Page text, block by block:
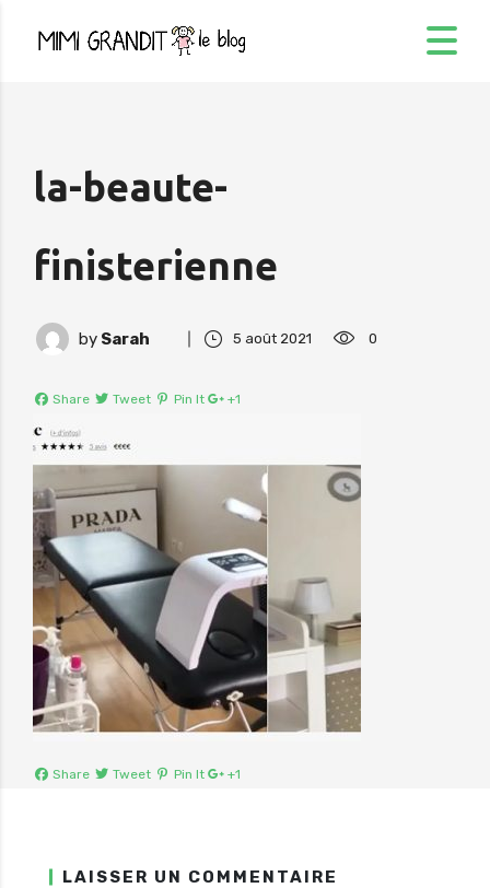
la-beaute-
finisterienne
by Sarah 5 août 2021 0
Share Tweet Pin It +1
Share Tweet Pin It +1
LAISSER UN COMMENTAIRE